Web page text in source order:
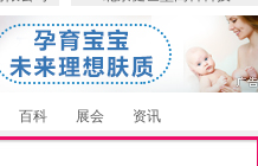
百科 展会 资讯